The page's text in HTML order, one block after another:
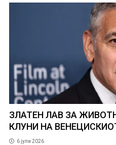
ЗЛАТЕН ЛАВ ЗА
КЛУНИ НА
6 јули 2026